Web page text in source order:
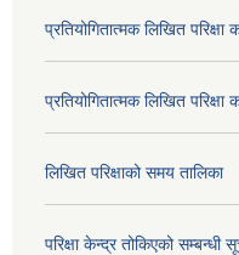
प्रतियोगितात्मक लिखित परिक्षा
प्रतियोगितात्मक लिखित
लिखित परिक्षाको समय तालिका
परिक्षा केन्द्र तोकिएको सम्बन्धी